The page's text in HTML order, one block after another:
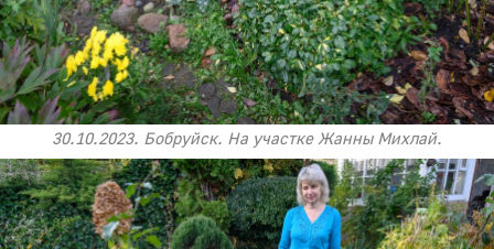
30.10.2023. Бобруйск. На участке Жанны Михлай.